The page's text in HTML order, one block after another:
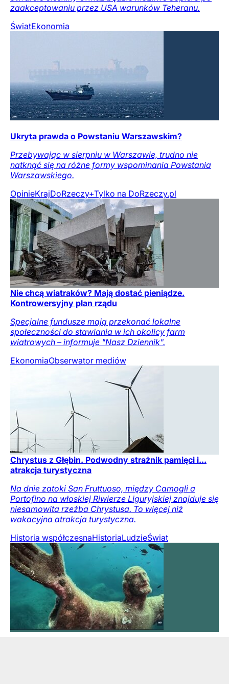
zaakceptowaniu przez USA warunków Teheranu.
ŚwiatEkonomia
Ukryta prawda o Powstaniu Warszawskim?
Przebywając w sierpniu w Warszawie, trudno nie
natknąć się na różne formy wspominania Powstania
Warszawskiego.
OpinieKrajDoRzeczy+Tylko na DoRzeczy.pl
Nie chcą wiatraków? Mają dostać pieniądze.
Kontrowersyjny plan rządu
Specjalne fundusze mają przekonać lokalne
społeczności do stawiania w ich okolicy farm
wiatrowych – informuje "Nasz Dziennik".
EkonomiaObserwator mediów
Chrystus z Głębin. Podwodny strażnik pamięci i...
atrakcja turystyczna
Na dnie zatoki San Fruttuoso, między Camogli a
Portofino na włoskiej Riwierze Liguryjskiej znajduje się
niesamowita rzeźba Chrystusa. To więcej niż
wakacyjna atrakcja turystyczna.
Historia współczesnaHistoriaLudzieŚwiat